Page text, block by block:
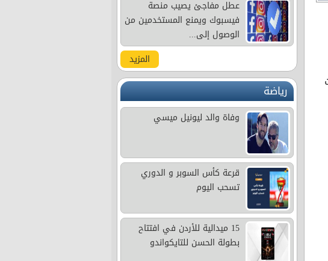
عطل مفاجئ يصيب منصة
فيسبوك ويمنع المستخدمين من
الوصول إلى...
المزيد
رياضة
وفاة والد ليونيل ميسي
قرعة كأس السوبر و الدوري
تسحب اليوم
15 ميدالية للأردن في افتتاح
بطولة الحسن للتايكواندو